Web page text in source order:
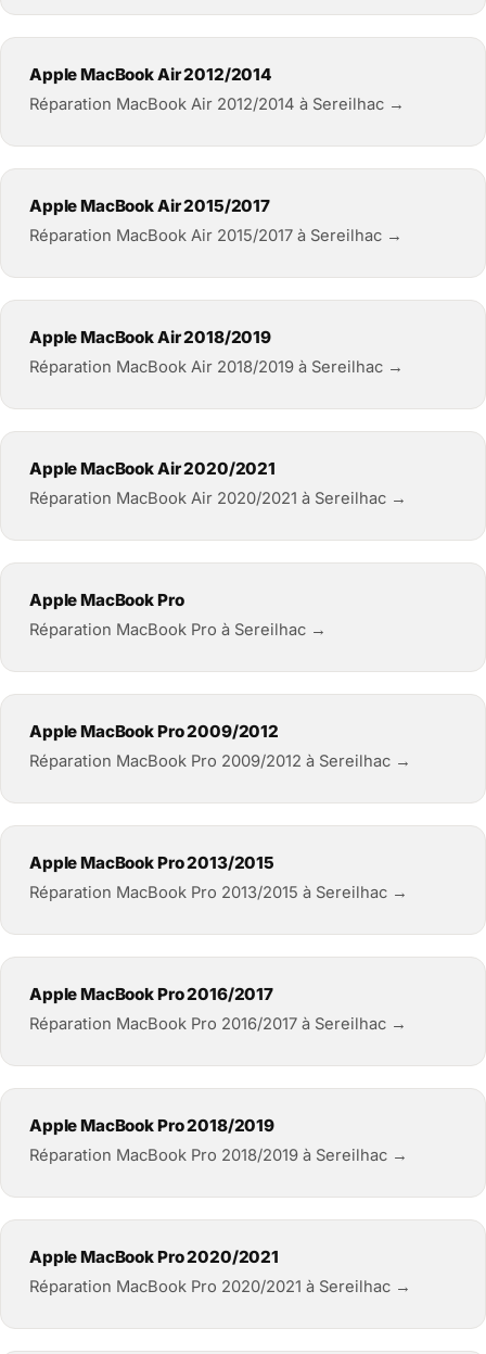
Apple MacBook Air 2012/2014
Réparation MacBook Air 2012/2014 à Sereilhac →
Apple MacBook Air 2015/2017
Réparation MacBook Air 2015/2017 à Sereilhac →
Apple MacBook Air 2018/2019
Réparation MacBook Air 2018/2019 à Sereilhac →
Apple MacBook Air 2020/2021
Réparation MacBook Air 2020/2021 à Sereilhac →
Apple MacBook Pro
Réparation MacBook Pro à Sereilhac →
Apple MacBook Pro 2009/2012
Réparation MacBook Pro 2009/2012 à Sereilhac →
Apple MacBook Pro 2013/2015
Réparation MacBook Pro 2013/2015 à Sereilhac →
Apple MacBook Pro 2016/2017
Réparation MacBook Pro 2016/2017 à Sereilhac →
Apple MacBook Pro 2018/2019
Réparation MacBook Pro 2018/2019 à Sereilhac →
Apple MacBook Pro 2020/2021
Réparation MacBook Pro 2020/2021 à Sereilhac →